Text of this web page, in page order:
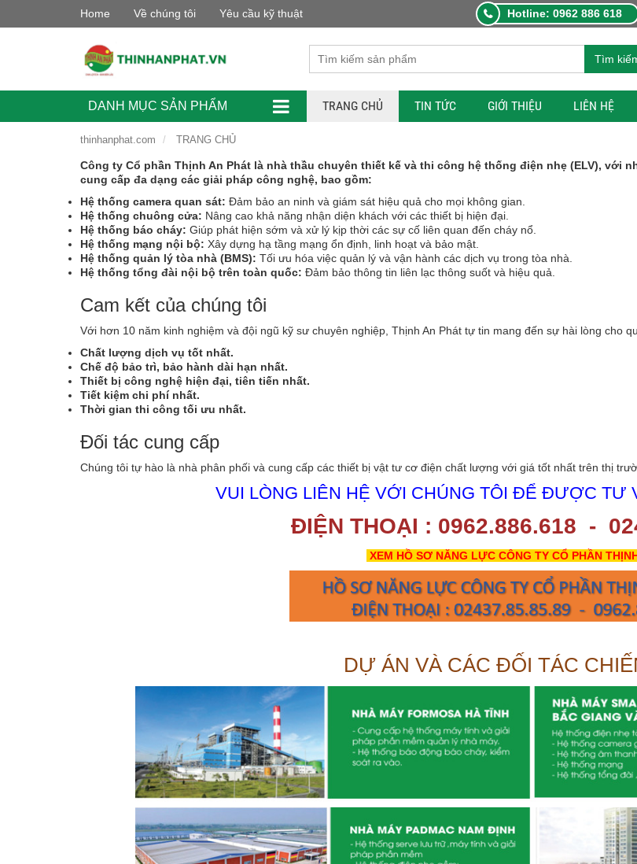
Home Về chúng tôi Yêu cầu kỹ thuật Hotline: 0962 886 618
Tìm
DANH MỤC SẢN PHẨM TRANG CHỦ TIN TỨC GIỚI THIỆU LIÊN HỆ
thinhanphat.com TRANG CHỦ
Công ty Cổ phần Thịnh An Phát là nhà thầu chuyên thiết kế và thi công hệ thống điện nhẹ (ELV), với
cung cấp đa dạng các giải pháp công nghệ, bao gồm:
Hệ thống camera quan sát: Đảm bảo an ninh và giám sát hiệu quả cho mọi không gian.
Hệ thống chuông cửa: Nâng cao khả năng nhận diện khách với các thiết bị hiện đại.
Hệ thống báo cháy: Giúp phát hiện sớm và xử lý kịp thời các sự cố liên quan đến cháy nổ.
Hệ thống mạng nội bộ: Xây dựng hạ tầng mạng ổn định, linh hoạt và bảo mật.
Hệ thống quản lý tòa nhà (BMS): Tối ưu hóa việc quản lý và vận hành các dịch vụ trong tòa nhà.
Hệ thống tổng đài nội bộ trên toàn quốc: Đảm bảo thông tin liên lạc thông suốt và hiệu quả.
Cam kết của chúng tôi
Với hơn 10 năm kinh nghiệm và đội ngũ kỹ sư chuyên nghiệp, Thịnh An Phát tự tin mang đến sự hài lòng cho
Chất lượng dịch vụ tốt nhất.
Chế độ bảo trì, bảo hành dài hạn nhất.
Thiết bị công nghệ hiện đại, tiên tiến nhất.
Tiết kiệm chi phí nhất.
Thời gian thi công tối ưu nhất.
Đối tác cung cấp
Chúng tôi tự hào là nhà phân phối và cung cấp các thiết bị vật tư cơ điện chất lượng với giá tốt nhất trên thị
VUI LÒNG LIÊN HỆ VỚI CHÚNG TÔI ĐỂ ĐƯỢC TƯ
ĐIỆN THOẠI : 0962.886.618 -
XEM HỒ SƠ NĂNG LỰC CÔNG TY CỔ PHẦN
DỰ ÁN VÀ CÁC ĐỐI TÁC